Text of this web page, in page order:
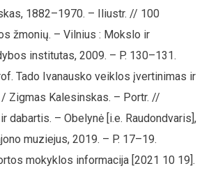
1882–1970. – Iliustr. // 100
žmonių. – Vilnius : Mokslo ir
institutas, 2009. – P. 130–131.
Tado Ivanausko veiklos įvertinimas ir
Zigmas Kalesinskas. – Portr. //
dabartis. – Obelynė [i.e. Raudondvaris],
muziejus, 2019. – P. 17–19.
mokyklos informacija [2021 10 19].